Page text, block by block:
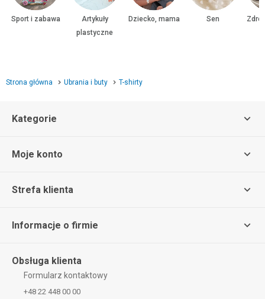
Sport i zabawa
Artykuły
plastyczne
Dziecko, mama Sen
Strona główna Ubrania i buty T-shirty
Kategorie
Moje konto
Strefa klienta
Informacje o firmie
Obsługa klienta
Formularz kontaktowy
+48 22 448 00 00